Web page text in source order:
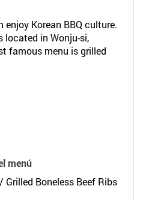
enjoy Korean BBQ culture.
located in Wonju-si,
famous menu is grilled
menú
Grilled Boneless Beef Ribs